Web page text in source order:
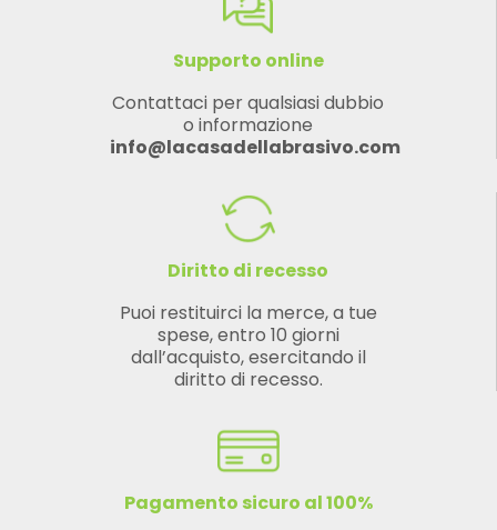
Supporto online
Contattaci per qualsiasi dubbio
o informazione
info@lacasadellabrasivo.com
Diritto di recesso
Puoi restituirci la merce, a tue
spese, entro 10 giorni
dall’acquisto, esercitando il
diritto di recesso.
Pagamento sicuro al 100%